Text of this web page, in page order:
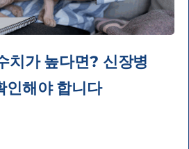
치가 높다면? 신장병
인해야 합니다